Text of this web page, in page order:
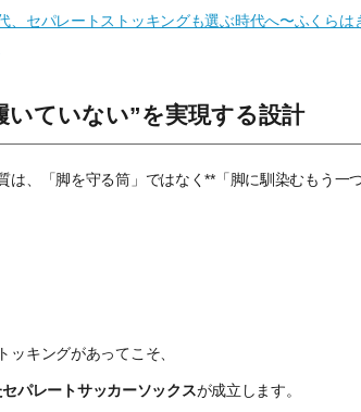
、セパレートストッキングも選ぶ時代へ〜ふくらは
履いていない”を実現する設計
は、「脚を守る筒」ではなく**「脚に馴染むもう一
ッキングがあってこそ、
パレートサッカーソックスが成立します。